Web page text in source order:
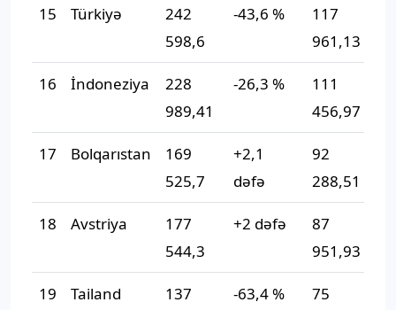
15 Türkiyə
242
598,6
-43,6 %
117
961,13
16 İndoneziya
228
989,41
-26,3 %
111
456,97
17 Bolqarıstan
169
525,7
+2,1
dəfə
92
288,51
18 Avstriya
177
544,3
+2 dəfə
87
951,93
19 Tailand
137
-63,4 %
75